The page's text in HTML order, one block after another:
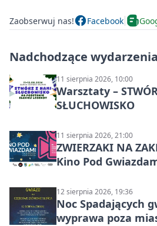
Zaobserwuj nas! Facebook
Nadchodzące wydarzenia
11 sierpnia 2026, 10:00
Warsztaty –
SŁUCHOWISKO
11 sierpnia 2026, 21:00
ZWIERZAKI NA
Kino Pod
12 sierpnia 2026, 19:36
Noc Spadających
wyprawa poza